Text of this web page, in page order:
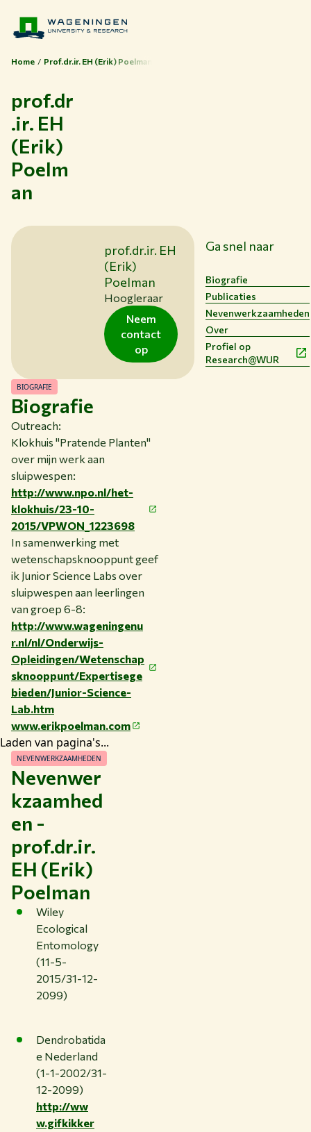
NIEUWS & ACHTERGRONDEN
HUIDIGE STUDENTEN
Home Prof.dr.ir. EH (Erik) Poelman
prof.dr
.ir. EH
(Erik)
Poelm
an
prof.dr.ir. EH
(Erik)
Poelman
Hoogleraar
Neem
contact
op
Ga snel naar
Biografie
Publicaties
Nevenwerkzaamheden
Over
Profiel op
Research@WUR
Biografie
BIOGRAFIE
Outreach:
Klokhuis "Pratende Planten"
over mijn werk aan
sluipwespen:
http://www.npo.nl/het-
klokhuis/23-10-
2015/VPWON_1223698
In samenwerking met
wetenschapsknooppunt geef
ik Junior Science Labs over
sluipwespen aan leerlingen
van groep 6-8:
http://www.wageningenu
r.nl/nl/Onderwijs-
Opleidingen/Wetenschap
sknooppunt/Expertisege
bieden/Junior-Science-
Lab.htm
www.erikpoelman.com
Laden van pagina's...
Nevenwer
kzaamhed
en -
prof.dr.ir.
EH (Erik)
Poelman
NEVENWERKZAAMHEDEN
Wiley
Ecological
Entomology
(11-5-
2015/31-12-
2099)
Dendrobatida
e Nederland
(1-1-2002/31-
12-2099)
http://ww
w.gifkikker